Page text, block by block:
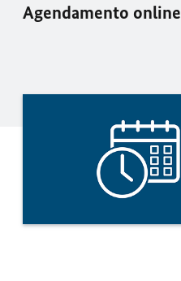
Agendamento online